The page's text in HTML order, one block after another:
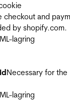
checkout and
by shopify.com.
lagring
Necessary for the
lagring